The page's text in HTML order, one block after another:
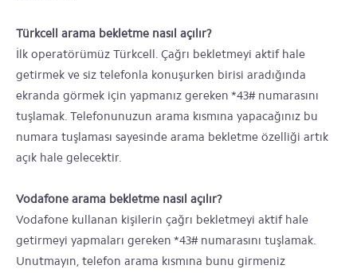
Türkcell arama bekletme nasıl açılır?
İlk operatörümüz Türkcell. Çağrı bekletmeyi aktif hale
getirmek ve siz telefonla konuşurken birisi aradığında
ekranda görmek için yapmanız gereken *43# numarasını
tuşlamak. Telefonunuzun arama kısmına yapacağınız bu
numara tuşlaması sayesinde arama bekletme özelliği artık
açık hale gelecektir.
Vodafone arama bekletme nasıl açılır?
Vodafone kullanan kişilerin çağrı bekletmeyi aktif hale
getirmeyi yapmaları gereken *43# numarasını tuşlamak.
Unutmayın, telefon arama kısmına bunu girmeniz